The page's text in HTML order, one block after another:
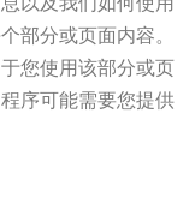
部分或页面内容。
您使用该部分或页
序可能需要您提供